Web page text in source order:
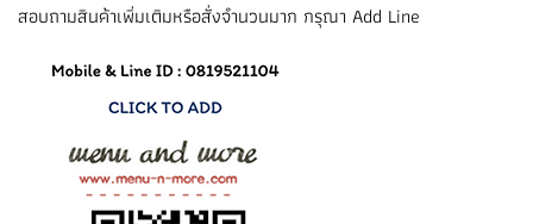
สอบถามสินค้าเพิ่มเติมหรือสั่งจำนวนมาก กรุณา Add Line